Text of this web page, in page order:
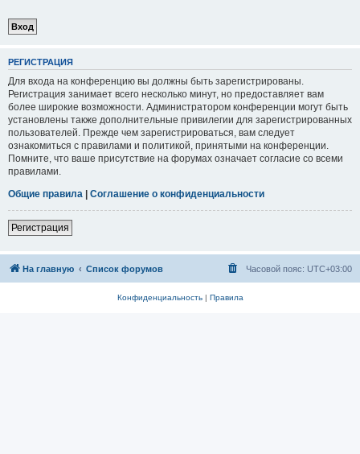
РЕГИСТРАЦИЯ
Для входа на конференцию вы должны быть зарегистрированы.
Регистрация занимает всего несколько минут, но предоставляет вам
более широкие возможности. Администратором конференции могут быть
установлены также дополнительные привилегии для зарегистрированных
пользователей. Прежде чем зарегистрироваться, вам следует
ознакомиться с правилами и политикой, принятыми на конференции.
Помните, что ваше присутствие на форумах означает согласие со всеми
правилами.
Общие правила | Соглашение о конфиденциальности
Регистрация
На главную Список форумов Часовой пояс: UTC+03:00
Конфиденциальность| Правила